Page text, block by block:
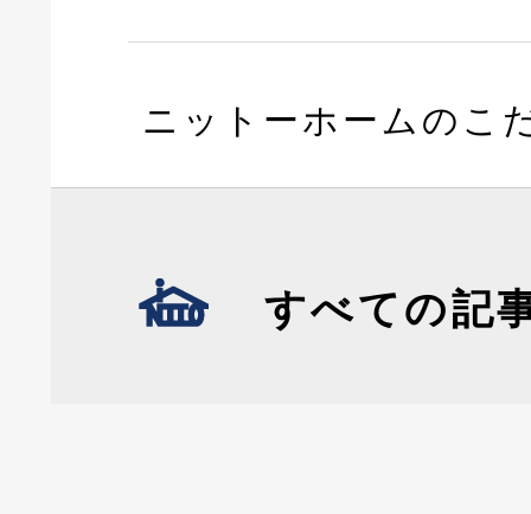
ニットーホームのこ
すべての記